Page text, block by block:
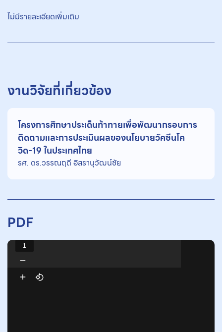
ไม่มีรายละเอียดเพิ่มเติม
งานวิจัยที่เกี่ยวข้อง
โครงการศึกษาประเด็นท้าทายเพื่อพัฒนากรอบการ
ติดตามและการประเมินผลของนโยบายวัคซีนโค
วิด-19 ในประเทศไทย
รศ. ดร.วรรณฤดี อิสรานุวัฒน์ชัย
PDF